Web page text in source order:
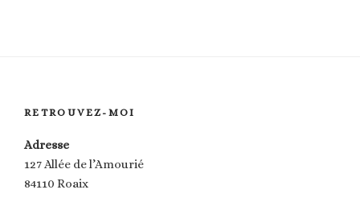
RETROUVEZ-MOI
Adresse
127 Allée de l’Amourié
84110 Roaix